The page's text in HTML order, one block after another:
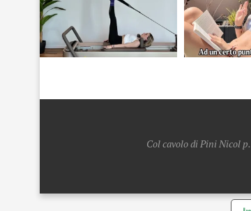
Col cavolo di Pini Nicol